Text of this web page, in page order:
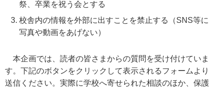
祭、卒業を祝う会とする
校舎内の情報を外部に出すことを禁止する（SNS等に
写真や動画をあげない）
本企画では、読者の皆さまからの質問を受け付けていま
す。下記のボタンをクリックして表示されるフォームより
送信ください。実際に学校へ寄せられた相談のほか、保護